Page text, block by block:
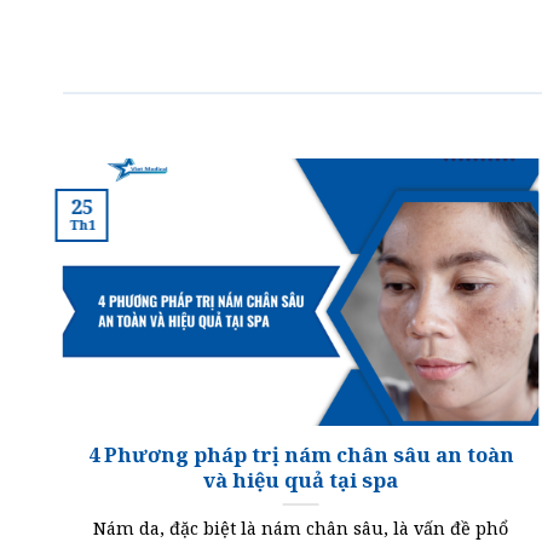
4 Phương pháp trị nám chân sâu an toàn
và hiệu quả tại spa
Nám da, đặc biệt là nám chân sâu, là vấn đề phổ
25
Th1